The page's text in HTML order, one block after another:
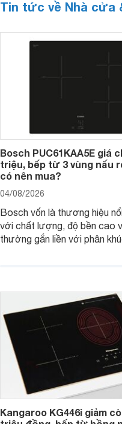
Tin tức về Nhà cửa
Bosch PUC61KAA5E giá
triệu, bếp từ 3 vùng nấu
có nên mua?
04/08/2026
Bosch vốn là thương hiệu
với chất lượng, độ bền cao
thường gắn liền với phân
đơn vị phân phối với mức
tiếp cận, thu hút sự quan tâm
nhiều người tiêu dùng.
Kangaroo KG446i giảm